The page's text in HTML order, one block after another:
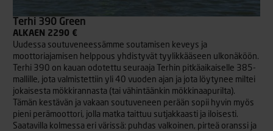
Terhi 390 Green
ALKAEN 2290 €
Uudessa soutuveneessämme soutamisen keveys ja
moottoriajamisen helppous yhdistyvät tyylikkääseen ulkonäköön.
Terhi 390 on kauan odotettu seuraaja Terhin pitkäaikaiselle 385-
mallille, jota valmistettiin yli 40 vuoden ajan ja jota löytynee miltei
jokaisesta mökkirannasta (tai vähintäänkin mökkinaapurilta).
Tämän kestävän ja vakaan soutuveneen perään sopii hyvin myös
pieni perämoottori, jolla matka taittuu sutjakkaasti ja iloisesti.
Saatavilla kolmessa eri värissä: puhdas valkoinen, pirteä oranssi ja